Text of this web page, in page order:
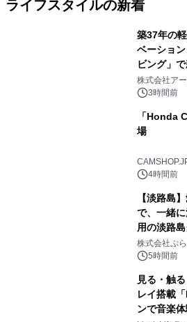
ライフスタイルの新着
築37年の
ベーショ
ビング」
事例を株式
株式会社ア
3時間前
「Honda
場
4時間前
【淡路島
で、一緒
用の淡路
プール グ
スの2施設で
株式会社ぷ
5時間前
見る・触
レイ搭載
ンで音楽